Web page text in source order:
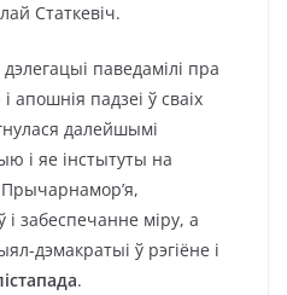
Статкевіч.
паведамілі пра
падзеі ў сваіх
далейшымі
і яе інстытуты на
і забеспечанне міру, а
дэмакратыі ў рэгіёне і
.